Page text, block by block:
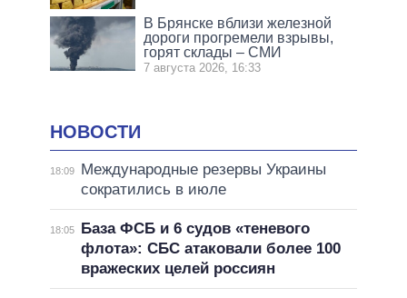
В Брянске вблизи железной
дороги прогремели взрывы,
горят склады – СМИ
7 августа 2026, 16:33
НОВОСТИ
18:09
Международные резервы Украины
сократились в июле
18:05
База ФСБ и 6 судов «теневого
флота»: СБС атаковали более 100
вражеских целей россиян